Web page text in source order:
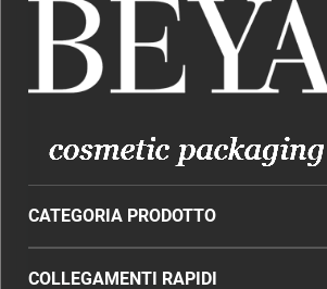
CATEGORIA PRODOTTO
COLLEGAMENTI RAPIDI